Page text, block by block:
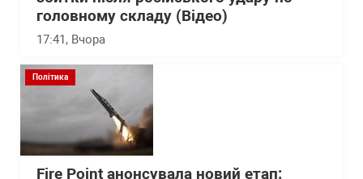
головному складу (Відео)
17:41, Вчора
Політика
Fire Point анонсувала новий етап: